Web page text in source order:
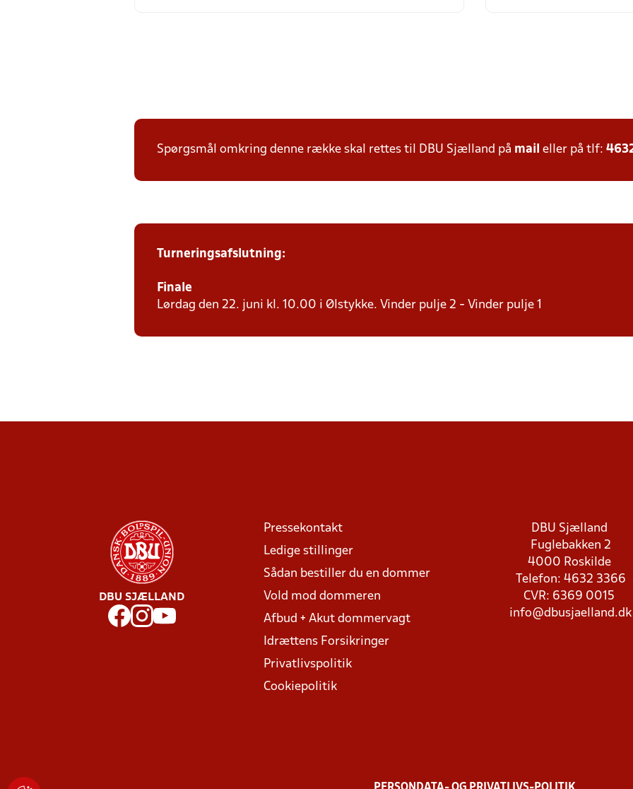
Spørgsmål omkring denne række skal rettes til DBU Sjælland på mail eller på tlf:
Turneringsafslutning:
Finale
Lørdag den 22. juni kl. 10.00 i Ølstykke. Vinder pulje 2 - Vinder pulje 1
DBU SJÆLLAND
Pressekontakt
Ledige stillinger
Sådan bestiller du en dommer
Vold mod dommeren
Afbud + Akut dommervagt
Idrættens Forsikringer
Privatlivspolitik
Cookiepolitik
DBU Sjælland
Fuglebakken 2
4000 Roskilde
Telefon: 4632 3366
CVR: 6369 0015
info@dbusjaelland.dk